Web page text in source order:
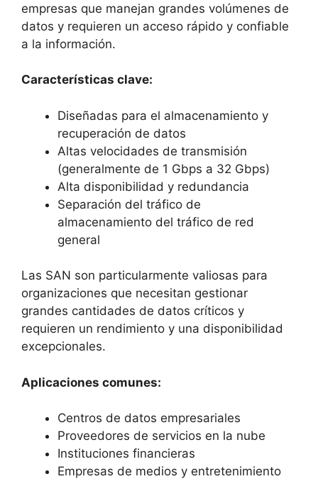
empresas que manejan grandes volúmenes de
datos y requieren un acceso rápido y confiable
a la información.
Características clave:
Diseñadas para el almacenamiento y
recuperación de datos
Altas velocidades de transmisión
(generalmente de 1 Gbps a 32 Gbps)
Alta disponibilidad y redundancia
Separación del tráfico de
almacenamiento del tráfico de red
general
Las SAN son particularmente valiosas para
organizaciones que necesitan gestionar
grandes cantidades de datos críticos y
requieren un rendimiento y una disponibilidad
excepcionales.
Aplicaciones comunes:
Centros de datos empresariales
Proveedores de servicios en la nube
Instituciones financieras
Empresas de medios y entretenimiento